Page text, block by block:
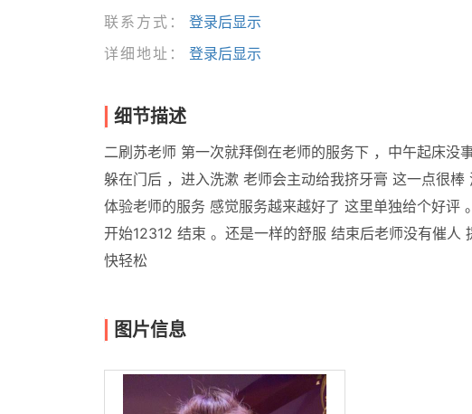
联系方式：
登录后显示
详细地址：
登录后显示
细节描述
二刷苏老师 第一次就拜倒在老师的服务下 ，中午起床
躲在门后 ，进入洗漱 老师会主动给我挤牙膏 这一点很
体验老师的服务 感觉服务越来越好了 这里单独给个好
开始12312 结束 。还是一样的舒服 结束后老师没有催
快轻松
图片信息